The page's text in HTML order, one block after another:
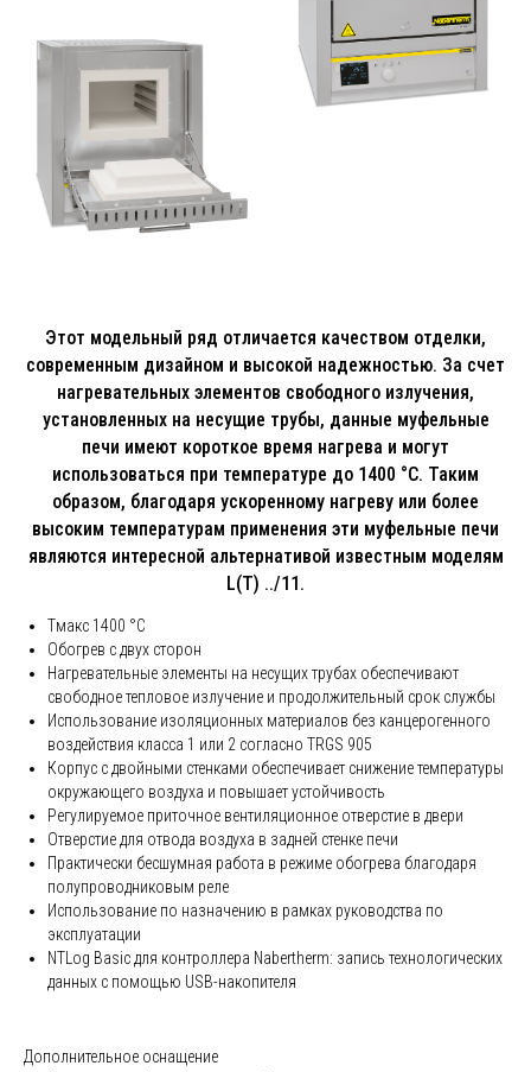
Этот модельный ряд отличается качеством отделки,
современным дизайном и высокой надежностью. За счет
нагревательных элементов свободного излучения,
установленных на несущие трубы, данные муфельные
печи имеют короткое время нагрева и могут
использоваться при температуре до 1400 °C. Таким
образом, благодаря ускоренному нагреву или более
высоким температурам применения эти муфельные печи
являются интересной альтернативой известным моделям
L(T) ../11.
Tмакс 1400 °C
Обогрев с двух сторон
Нагревательные элементы на несущих трубах обеспечивают
свободное тепловое излучение и продолжительный срок службы
Использование изоляционных материалов без канцерогенного
воздействия класса 1 или 2 согласно TRGS 905
Корпус с двойными стенками обеспечивает снижение температуры
окружающего воздуха и повышает устойчивость
Регулируемое приточное вентиляционное отверстие в двери
Отверстие для отвода воздуха в задней стенке печи
Практически бесшумная работа в режиме обогрева благодаря
полупроводниковым реле
Использование по назначению в рамках руководства по
эксплуатации
NTLog Basic для контроллера Nabertherm: запись технологических
данных с помощью USB-накопителя
Дополнительное оснащение